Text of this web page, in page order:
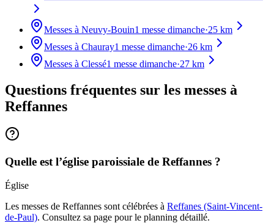
Messes à Neuvy-Bouin1 messe dimanche·25 km
Messes à Chauray1 messe dimanche·26 km
Messes à Clessé1 messe dimanche·27 km
Questions fréquentes sur les messes à
Reffannes
Quelle est l’église paroissiale de Reffannes ?
Église
Les messes de Reffannes sont célébrées à Reffanes (Saint-Vincent-
de-Paul). Consultez sa page pour le planning détaillé.